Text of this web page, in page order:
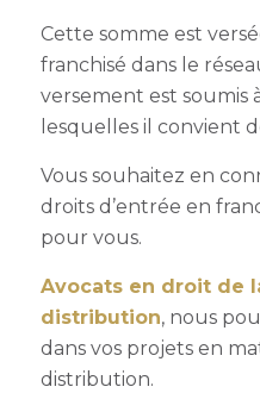
Cette somme est
franchisé dans le
versement est soumis
lesquelles il convient
Vous souhaitez en
droits d’entrée en
pour vous.
Avocats en droit de
distribution, nous
dans vos projets en
distribution.